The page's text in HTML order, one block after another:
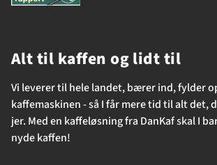
Alt til kaffen og lidt til
Vi leverer til hele landet, bærer ind, fylder
kaffemaskinen - så I får mere tid til alt det,
jer. Med en kaffeløsning fra DanKaf skal I
nyde kaffen!